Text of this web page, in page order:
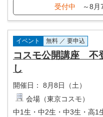
受付中 ～8
イベント 無料 ／ 要申込
コスモ公開講座 不
し
開催日：
8月8日（土）
会場（東京コスモ）
中1生・中2生・中3生・高1